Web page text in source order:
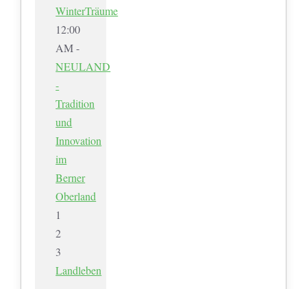
WinterTräume
12:00
AM -
NEULAND
-
Tradition
und
Innovation
im
Berner
Oberland
1
2
3
Landleben